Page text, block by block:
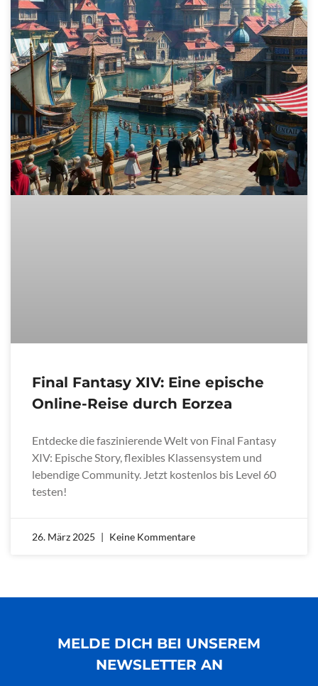
Final Fantasy XIV: Eine epische
Online-Reise durch Eorzea
Entdecke die faszinierende Welt von Final Fantasy
XIV: Epische Story, flexibles Klassensystem und
lebendige Community. Jetzt kostenlos bis Level 60
testen!
26. März 2025 Keine Kommentare
MELDE DICH BEI UNSEREM
NEWSLETTER AN